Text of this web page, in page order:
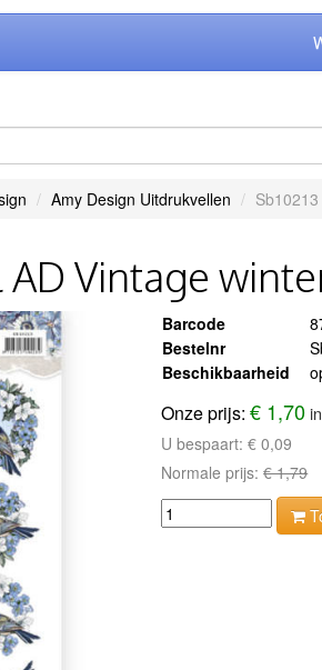
Amy Design Uitdrukvellen
AD Vintage
Barcode
Bestelnr
Beschikbaarheid
Onze prijs:€ 1,70
U bespaart:€ 0,09
Normale prijs:€ 1,79